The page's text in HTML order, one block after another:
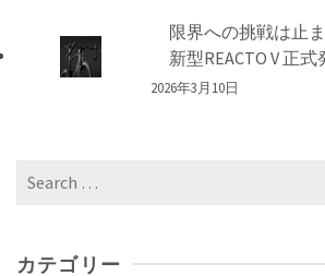
限界への挑戦は止
新型REACTO V 正式
2026年3月10日
Search
カテゴリー